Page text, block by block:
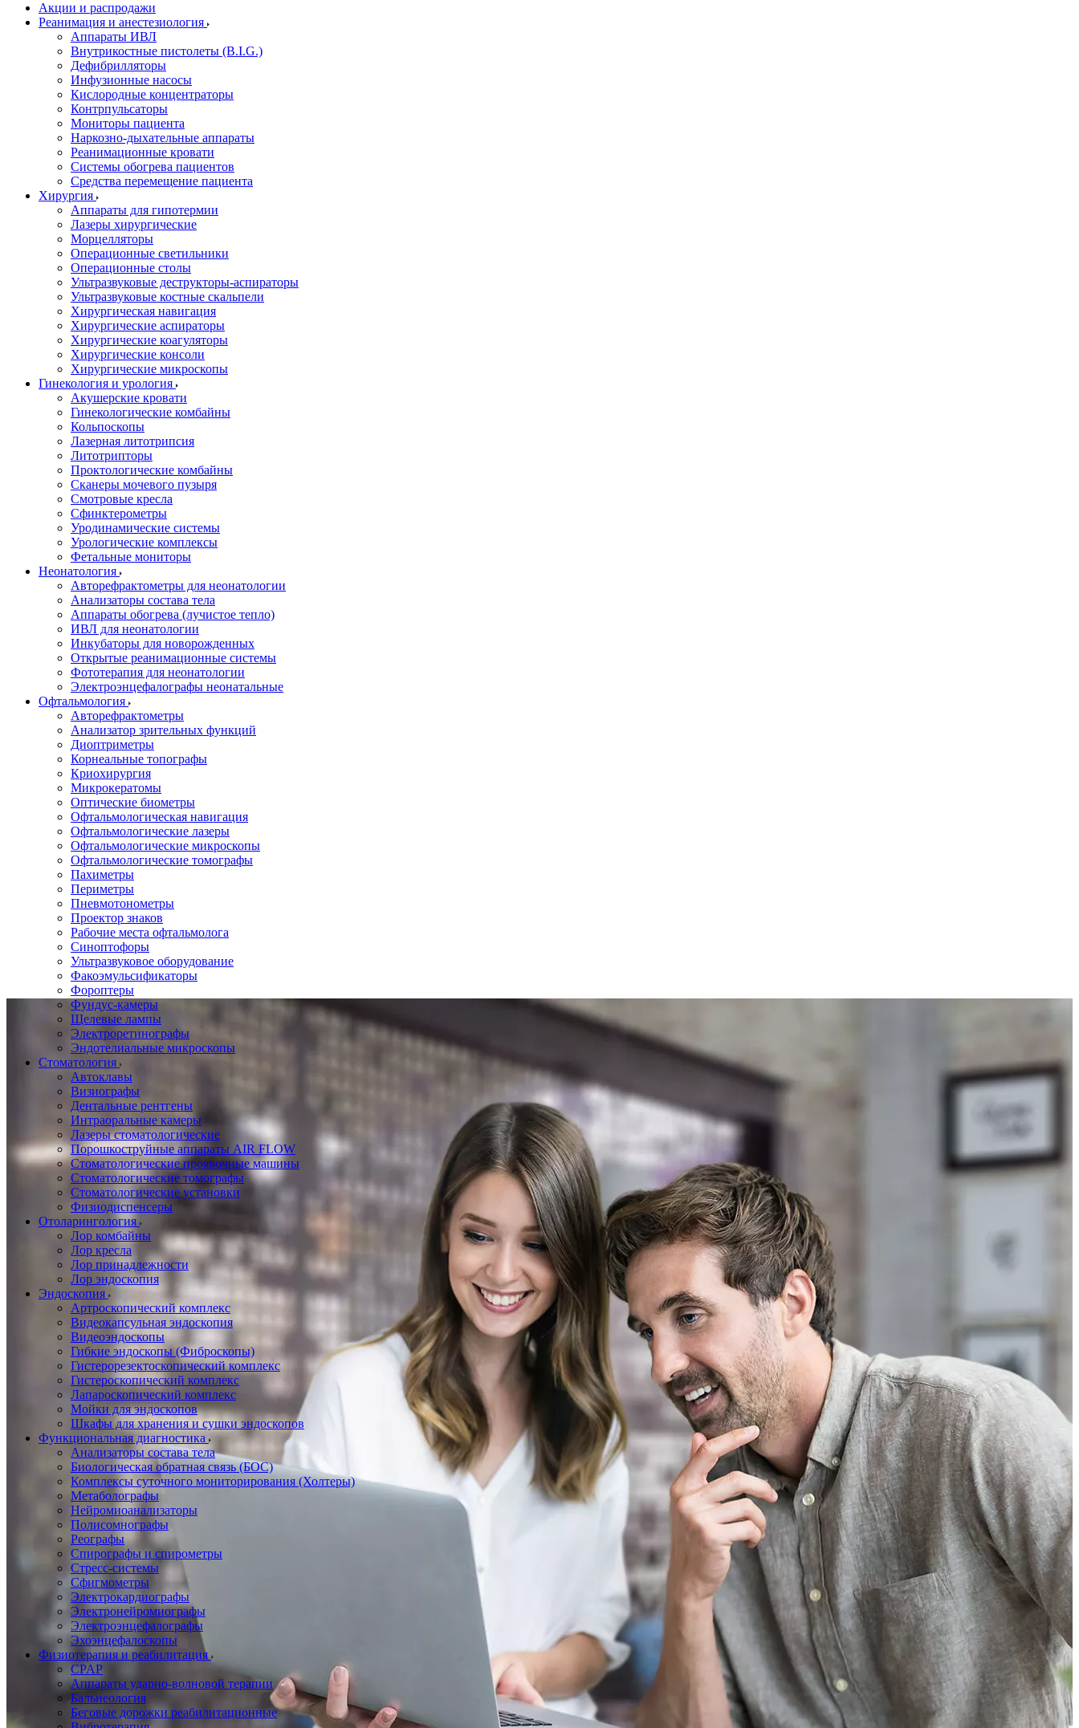
Акции и распродажи
Реанимация и анестезиология
Аппараты ИВЛ
Внутрикостные пистолеты (B.I.G.)
Дефибрилляторы
Инфузионные насосы
Кислородные концентраторы
Контрпульсаторы
Мониторы пациента
Наркозно-дыхательные аппараты
Реанимационные кровати
Системы обогрева пациентов
Средства перемещение пациента
Хирургия
Аппараты для гипотермии
Лазеры хирургические
Морцелляторы
Операционные светильники
Операционные столы
Ультразвуковые деструкторы-аспираторы
Ультразвуковые костные скальпели
Хирургическая навигация
Хирургические аспираторы
Хирургические коагуляторы
Хирургические консоли
Хирургические микроскопы
Гинекология и урология
Акушерские кровати
Гинекологические комбайны
Кольпоскопы
Лазерная литотрипсия
Литотрипторы
Проктологические комбайны
Сканеры мочевого пузыря
Смотровые кресла
Сфинктерометры
Уродинамические системы
Урологические комплексы
Фетальные мониторы
Неонатология
Авторефрактометры для неонатологии
Анализаторы состава тела
Аппараты обогрева (лучистое тепло)
ИВЛ для неонатологии
Инкубаторы для новорожденных
Открытые реанимационные системы
Фототерапия для неонатологии
Электроэнцефалографы неонатальные
Офтальмология
Авторефрактометры
Анализатор зрительных функций
Диоптриметры
Корнеальные топографы
Криохирургия
Микрокератомы
Оптические биометры
Офтальмологическая навигация
Офтальмологические лазеры
Офтальмологические микроскопы
Офтальмологические томографы
Пахиметры
Периметры
Пневмотонометры
Проектор знаков
Рабочие места офтальмолога
Синоптофоры
Ультразвуковое оборудование
Факоэмульсификаторы
Фороптеры
Фундус-камеры
Щелевые лампы
Электроретинографы
Эндотелиальные микроскопы
Стоматология
Автоклавы
Визиографы
Дентальные рентгены
Интраоральные камеры
Лазеры стоматологические
Порошкоструйные аппараты AIR FLOW
Стоматологические проявочные машины
Стоматологические томографы
Стоматологические установки
Физиодиспенсеры
Отоларингология
Лор комбайны
Лор кресла
Лор принадлежности
Лор эндоскопия
Эндоскопия
Артроскопический комплекс
Видеокапсульная эндоскопия
Видеоэндоскопы
Гибкие эндоскопы (Фиброcкопы)
Гистерорезектоскопический комплекс
Гистероскопический комплекс
Лапароскопический комплекс
Мойки для эндоскопов
Шкафы для хранения и сушки эндоскопов
Функциональная диагностика
Анализаторы состава тела
Биологическая обратная связь (БОС)
Комплексы суточного мониторирования (Холтеры)
Метаболографы
Нейромиоанализаторы
Полисомнографы
Реографы
Спирографы и спирометры
Стресс-системы
Сфигмометры
Электрокардиографы
Электронейромиографы
Электроэнцефалографы
Эхоэнцефалоскопы
Физиотерапия и реабилитация
CPAP
Аппараты ударно-волновой терапии
Бальнеология
Беговые дорожки реабилитационные